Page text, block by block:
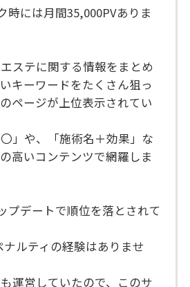
時には月間35,000PVありま
ステに関する情報をまとめ
キーワードをたくさん狙っ
ページが上位表示されてい
」や、「施術名＋効果」な
高いコンテンツで網羅しま
プデートで順位を落とされて
ナルティの経験はありませ
運営していたので、このサ